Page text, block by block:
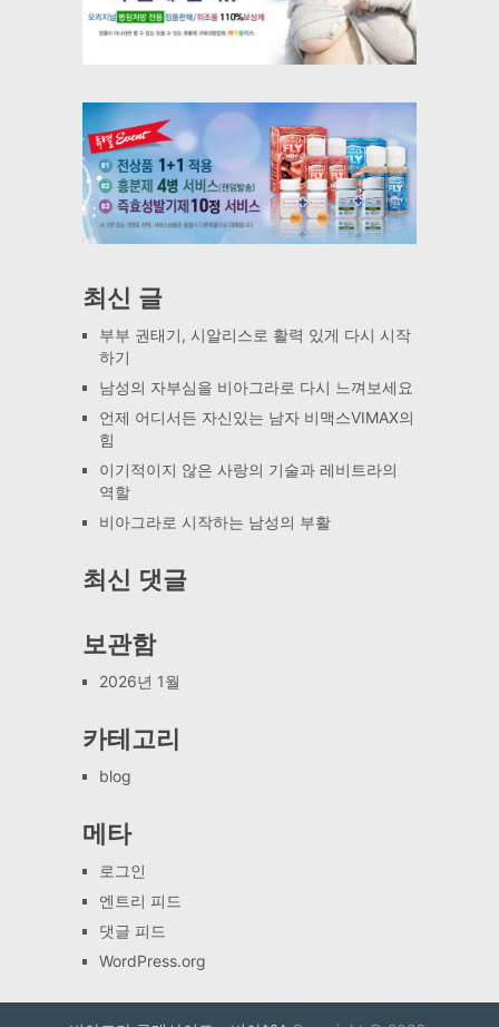
최신 글
부부 권태기, 시알리스로 활력 있게 다시 시작
하기
남성의 자부심을 비아그라로 다시 느껴보세요
언제 어디서든 자신있는 남자 비맥스VIMAX의
힘
이기적이지 않은 사랑의 기술과 레비트라의
역할
비아그라로 시작하는 남성의 부활
최신 댓글
보관함
2026년 1월
카테고리
blog
메타
로그인
엔트리 피드
댓글 피드
WordPress.org